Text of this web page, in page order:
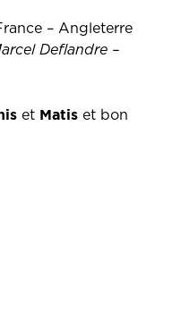
– Angleterre
Deflandre –
et Matis et bon